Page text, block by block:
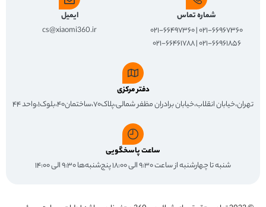
شماره تماس
۰۲۱-۶۶۹۶۷۳۶۰ | ۰۲۱-۶۶۴۹۷۳۶۰
۰۲۱-۶۶۹۶۱۸۵۶ | ۰۲۱-۶۶۴۶۱۷۸۸
ایمیل
cs@xiaomi360.ir
دفتر مرکزی
تهران،خیابان انقلاب،خیابان برادران مظفر شمالی،پلاک۷۰،ساختمان۴۰،بلوک۱،واحد ۴۴
ساعت پاسخگویی
شنبه تا چهارشنبه از ساعت ۹:۳۰ الی ۱۸:۰۰ پنج‌شنبه‌ها ۹:۳۰ الی ۱۴:۰۰